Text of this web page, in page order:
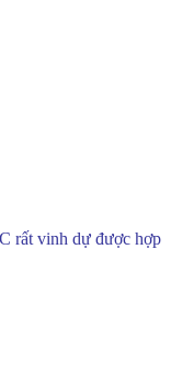
rất vinh dự được hợp